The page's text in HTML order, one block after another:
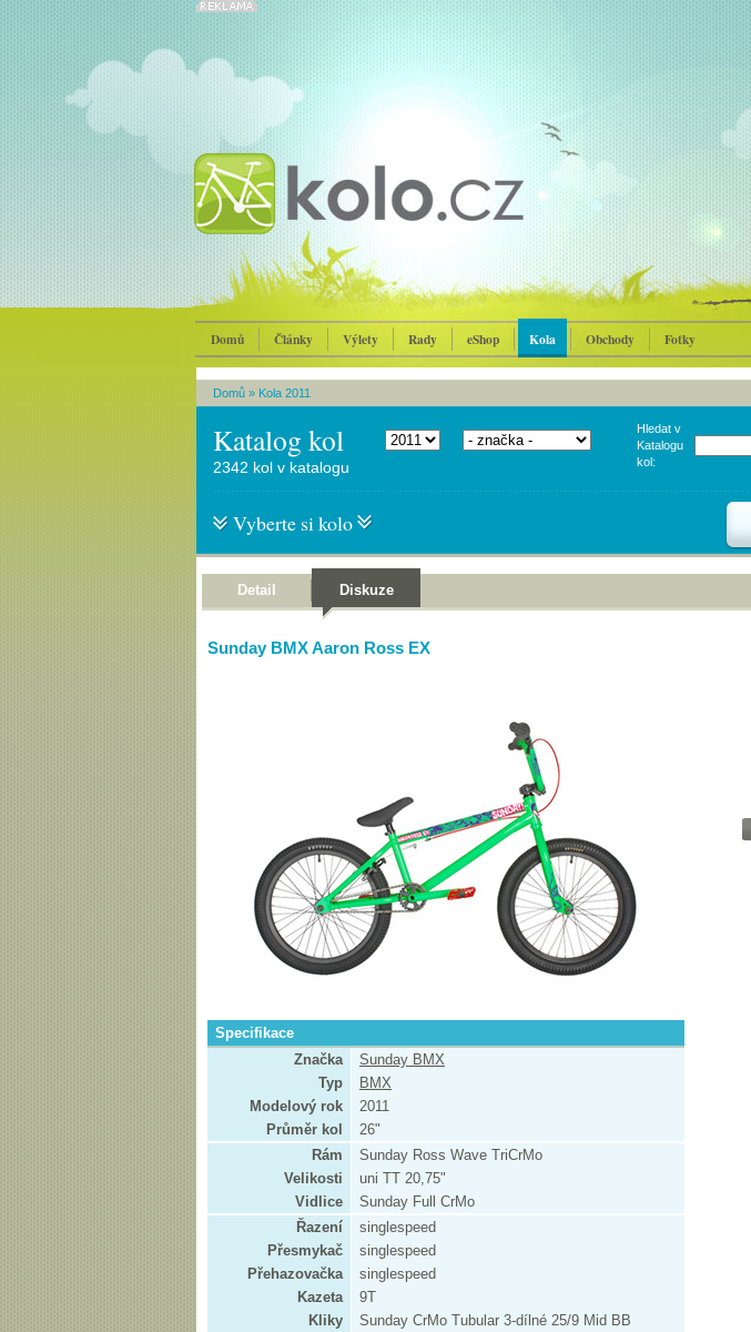
Domů Články Výlety Rady eShop Kola Obchody Fotky
Domů » Kola 2011
Katalog kol
Hledat v
Katalogu
kol:
2342 kol v katalogu
Vyberte si kolo
Detail Diskuze
Sunday BMX Aaron Ross EX
Specifikace
Značka
Sunday BMX
Typ
BMX
Modelový rok
2011
Průměr kol
26"
Rám
Sunday Ross Wave TriCrMo
Velikosti
uni TT 20,75"
Vidlice
Sunday Full CrMo
Řazení
singlespeed
Přesmykač
singlespeed
Přehazovačka
singlespeed
Kazeta
9T
Kliky
Sunday CrMo Tubular 3-dílné 25/9 Mid BB